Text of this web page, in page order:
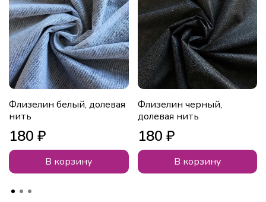
Флизелин белый, долевая
нить
180 ₽
В корзину
Флизелин черный,
долевая нить
180 ₽
В корзину